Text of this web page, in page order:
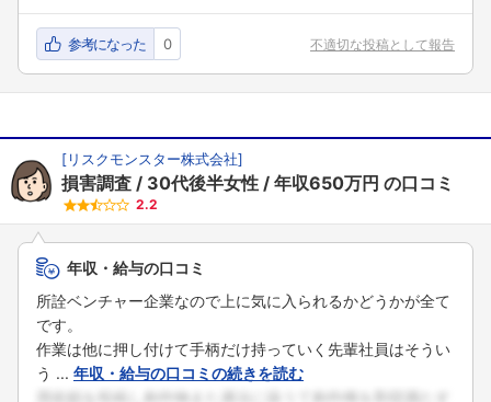
参考になった 0 不適切な投稿として報告
[リスクモンスター株式会社]
損害調査 30代後半女性 年収650万円 の口コミ
2.2
年収・給与の口コミ
所詮ベンチャー企業なので上に気に入られるかどうかが全て
です。
作業は他に押し付けて手柄だけ持っていく先輩社員はそうい
う ... 年収・給与の口コミの続きを読む